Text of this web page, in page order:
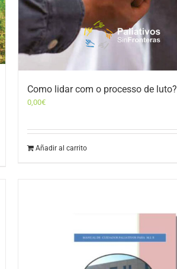
Como lidar com o processo de luto?
0,00€
Añadir al carrito